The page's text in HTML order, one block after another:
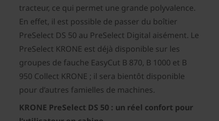
tracteur, ce qui permet une grande polyvalence.
En effet, il est possible de passer du boîtier
PreSelect DS 50 au PreSelect Digital aisément. Le
PreSelect KRONE est déjà disponible sur les
groupes de fauche EasyCut B 870, B 1000 et B
950 Collect KRONE ; il sera bientôt disponible
pour d’autres famielles de machines.
KRONE PreSelect DS 50 : un réel confort pour